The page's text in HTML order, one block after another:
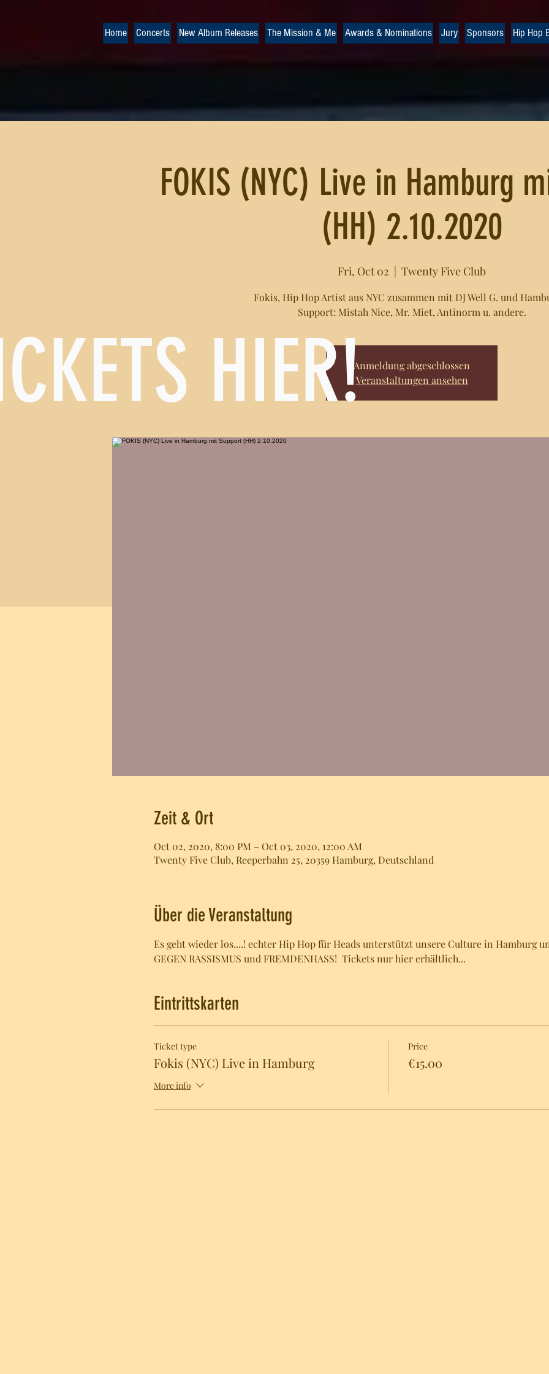
FOKIS (NYC) Live in Hamburg
(HH) 2.10.2020
Fri, Oct 02
  |
Twenty Five Club
Fokis, Hip Hop Artist aus NYC zusammen mit DJ Well G. und
Support: Mistah Nice, Mr. Miet, Antinorm u. andere.
Anmeldung abgeschlossen
Veranstaltungen ansehen
Zeit & Ort
Oct 02, 2020, 8:00 PM – Oct 03, 2020, 12:00 AM
Twenty Five Club, Reeperbahn 25, 20359 Hamburg, Deutschland
Über die Veranstaltung
Es geht wieder los....! echter Hip Hop für Heads unterstützt unsere Culture in Hamburg
GEGEN RASSISMUS und FREMDENHASS!  Tickets nur hier erhältlich...
Eintrittskarten
Ticket type
Fokis (NYC) Live in Hamburg
More info
Price
€15.00
HIER!
Home Concerts New Album Releases The Mission & Me Awards & Nominations Jury Sponsors Hip Hop